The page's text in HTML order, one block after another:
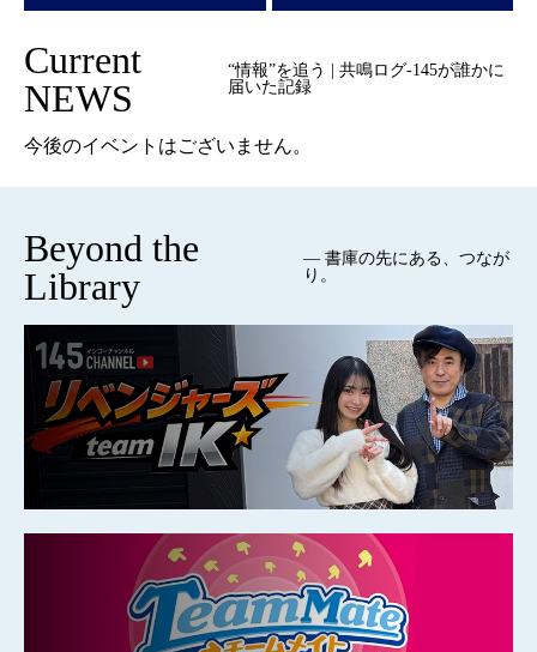
Current
NEWS
“情報”を追う | 共鳴ログ-145が誰かに
届いた記録
今後のイベントはございません。
Beyond the
Library
— 書庫の先にある、つなが
り。